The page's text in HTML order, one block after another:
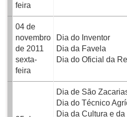
feira
04 de
novembro
de 2011
sexta-
feira
Dia do Inventor
Dia da Favela
Dia do Oficial da
Dia de São
Dia do Técnico
Dia da Cultura e